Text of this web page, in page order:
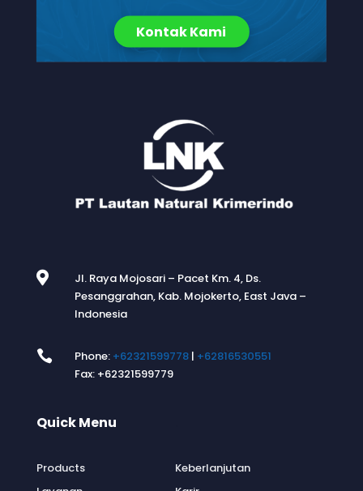
Kontak Kami

Jl. Raya Mojosari – Pacet Km. 4, Ds.
Pesanggrahan, Kab. Mojokerto, East Java –
Indonesia
 Phone: +62321599778| +62816530551
Fax: +62321599779
Quick Menu
Products
Keberlanjutan